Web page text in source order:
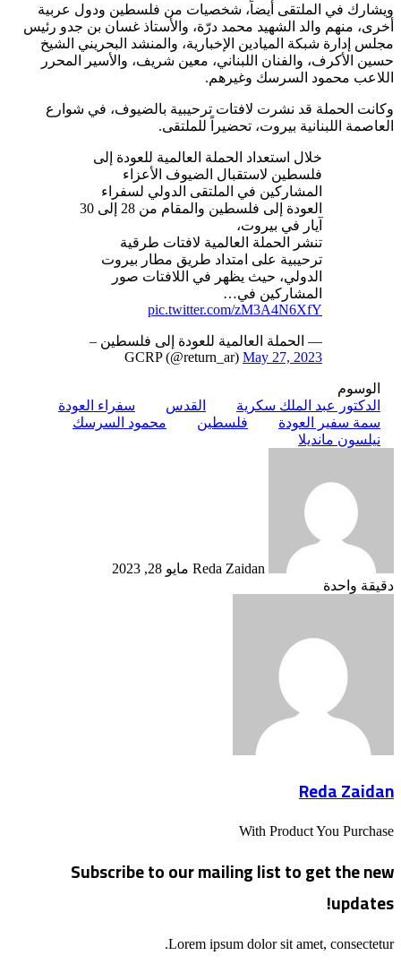
ويشارك في الملتقى أيضاً، شخصيات من فلسطين ودول عربية
أخرى، منهم والد الشهيد محمد درّة، والأستاذ غسان بن جدو رئيس
مجلس إدارة شبكة الميادين الإخبارية، والمنشد البحريني الشيخ
حسين الأكرف، والفنان اللبناني، معين شريف، والأسير المحرر
اللاعب محمود السرسك وغيرهم.
وكانت الحملة قد نشرت لافتات ترحيبية بالضيوف، في شوارع
العاصمة اللبنانية بيروت، تحضيراً للملتقى.
خلال استعداد الحملة العالمية للعودة إلى
فلسطين لاستقبال الضيوف الأعزاء
المشاركين في الملتقى الدولي لسفراء
العودة إلى فلسطين والمقام من 28 إلى 30
آيار في بيروت،
تنشر الحملة العالمية لافتات طرقية
ترحيبية على امتداد طريق مطار بيروت
الدولي، حيث يظهر في اللافتات صور
المشاركين في…
pic.twitter.com/zM3A4N6XfY
— الحملة العالمية للعودة إلى فلسطين –
GCRP (@return_ar) May 27, 2023
الوسوم
الدكتور عبد الملك سكرية
القدس
سفراء العودة
سمة سفير العودة
فلسطين
محمود السرسك
نيلسون مانديلا
Reda Zaidan مايو 28, 2023
دقيقة واحدة
Reda Zaidan
With Product You Purchase
Subscribe to our mailing list to get the new
updates!
Lorem ipsum dolor sit amet, consectetur.